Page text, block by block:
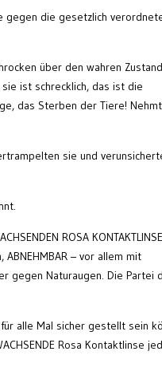
gegen die gesetzlich
über den wahren
ist schrecklich, das ist die
das Sterben der Tiere!
sie und
ROSA
– vor allem mit
gegen Naturaugen. Die Partei
alle Mal sicher gestellt sein
Rosa Kontaktlinse